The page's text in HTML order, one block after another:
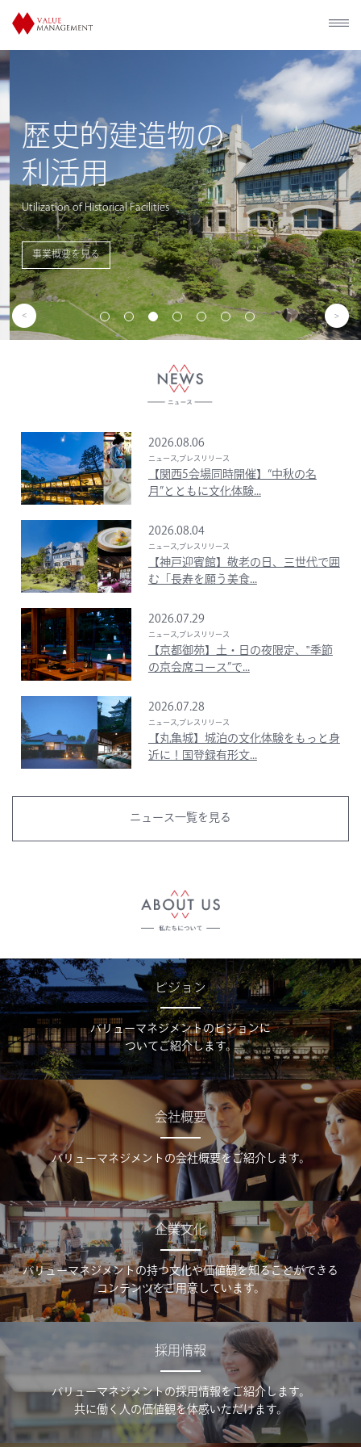
歴史的建造物の
利活用
Utilization of Historical Facilities
事業概要を見る
2026.08.06
ニュース,プレスリリース
【関西5会場同時開催】“中秋の名
月”とともに文化体験...
2026.08.04
ニュース,プレスリリース
【神戸迎賓館】敬老の日、三世代で囲
む「長寿を願う美食...
2026.07.29
ニュース,プレスリリース
【京都御苑】土・日の夜限定、‟季節
の京会席コース”で...
2026.07.28
ニュース,プレスリリース
【丸亀城】城泊の文化体験をもっと身
近に！国登録有形文...
ニュース一覧を見る
ビジョン
バリューマネジメントのビジョンに
ついてご紹介します。
会社概要
バリューマネジメントの会社概要をご紹介します。
企業文化
バリューマネジメントの持つ文化や価値観を知ることができる
コンテンツをご用意しています。
採用情報
バリューマネジメントの採用情報をご紹介します。
共に働く人の価値観を体感いただけます。